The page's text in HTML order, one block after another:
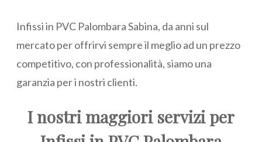
Infissi in PVC Palombara Sabina, da anni sul
mercato per offrirvi sempre il meglio ad un prezzo
competitivo, con professionalità, siamo una
garanzia per i nostri clienti.
I nostri maggiori servizi per